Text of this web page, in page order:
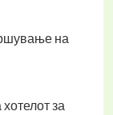
на
за